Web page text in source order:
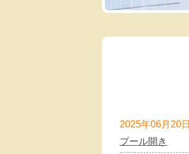
2025年06月20日
プール開き